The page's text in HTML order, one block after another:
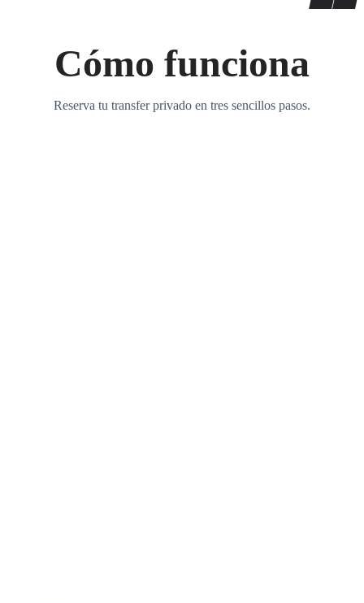
Cómo funciona
Reserva tu transfer privado en tres sencillos pasos.